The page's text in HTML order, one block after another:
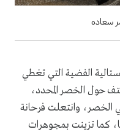
سعاده
الفضية التي تغطي
حول الخصر المحدد،
الخصر، وانتعلت فرحانة
كما تزينت بمجوهرات